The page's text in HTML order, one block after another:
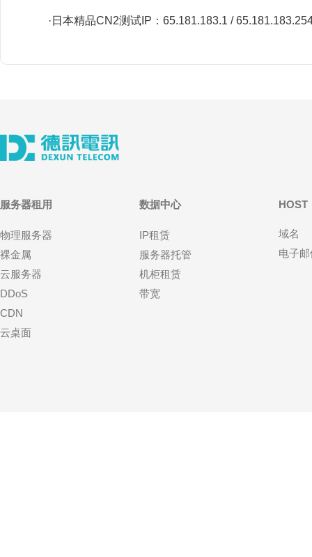
·日本精品CN2测试IP：65.181.183.1 /
服务器租用
物理服务器
裸金属
云服务器
DDoS
CDN
云桌面
数据中心
IP租赁
服务器托管
机柜租赁
带宽
HOST
域名
电子